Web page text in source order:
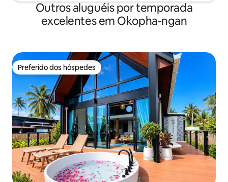
Outros aluguéis por temporada
excelentes em Okopha-ngan
Preferido dos hóspedes
Preferido dos hóspedes